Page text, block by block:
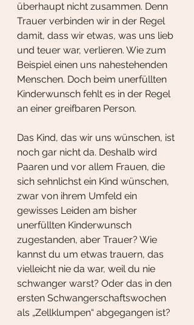
überhaupt nicht zusammen. Denn
Trauer verbinden wir in der Regel
damit, dass wir etwas, was uns lieb
und teuer war, verlieren. Wie zum
Beispiel einen uns nahestehenden
Menschen. Doch beim unerfüllten
Kinderwunsch fehlt es in der Regel
an einer greifbaren Person.
Das Kind, das wir uns wünschen, ist
noch gar nicht da. Deshalb wird
Paaren und vor allem Frauen, die
sich sehnlichst ein Kind wünschen,
zwar von ihrem Umfeld ein
gewisses Leiden am bisher
unerfüllten Kinderwunsch
zugestanden, aber Trauer? Wie
kannst du um etwas trauern, das
vielleicht nie da war, weil du nie
schwanger warst? Oder das in den
ersten Schwangerschaftswochen
als „Zellklumpen“ abgegangen ist?